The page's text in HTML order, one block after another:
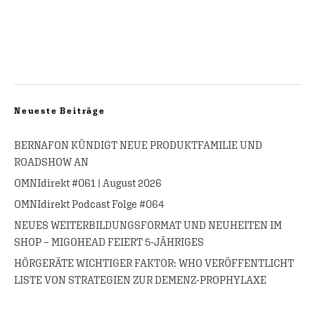
Neueste Beiträge
BERNAFON KÜNDIGT NEUE PRODUKTFAMILIE UND
ROADSHOW AN
OMNIdirekt #061 | August 2026
OMNIdirekt Podcast Folge #064
NEUES WEITERBILDUNGSFORMAT UND NEUHEITEN IM
SHOP – MIGOHEAD FEIERT 5-JÄHRIGES
HÖRGERÄTE WICHTIGER FAKTOR: WHO VERÖFFENTLICHT
LISTE VON STRATEGIEN ZUR DEMENZ-PROPHYLAXE